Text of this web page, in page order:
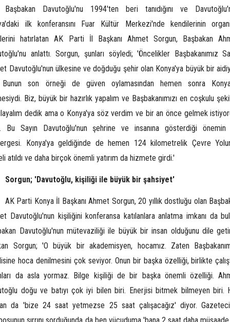
Başbakan Davutoğlu'nu 1994'ten beri tanıdığını ve
ilk konferansını Fuar Kültür Merkezi'nde kendilerinin
hatırlatan AK Parti İl Başkanı Ahmet Sorgun, Başbakan
anlattı. Sorgun, şunları söyledi; 'Öncelikler Başbakanımız
Davutoğlu'nun ülkesine ve doğduğu şehir olan Konya'ya büyük bir
son örneği de güven oylamasından hemen sonra
Biz, büyük bir hazırlık yapalım ve Başbakanımızı en coşkulu
dedik ama o Konya'ya söz verdim ve bir an önce gelmek
Bu Sayın Davutoğlu'nun şehrine ve insanına gösterdiği
Konya'ya geldiğinde de hemen 124 kilometrelik Çevre
atıldı ve daha birçok önemli yatırım da hizmete girdi.'
Sorgun; 'Davutoğlu, kişiliği ile büyük bir şahsiyet'
AK Parti Konya İl Başkanı Ahmet Sorgun, 20 yıllık dostluğu olan
Davutoğlu'nun kişiliğini konferansa katılanlara anlatma imkanı da
Davutoğlu'nun mütevaziliği ile büyük bir insan olduğunu dile
Sorgun; 'O büyük bir akademisyen, hocamız. Zaten
hoca denilmesini çok seviyor. Onun bir başka özelliği, birlikte
da asla yormaz. Bilge kişiliği de bir başka önemli özelliği.
doğu ve batıyı çok iyi bilen biri. Enerjisi bitmek bilmeyen biri.
da 'bize 24 saat yetmezse 25 saat çalışacağız' diyor.